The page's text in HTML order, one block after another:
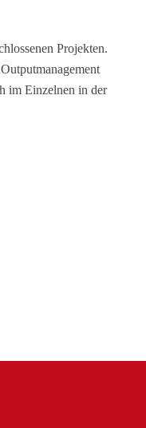
Projekten.
im Einzelnen in der